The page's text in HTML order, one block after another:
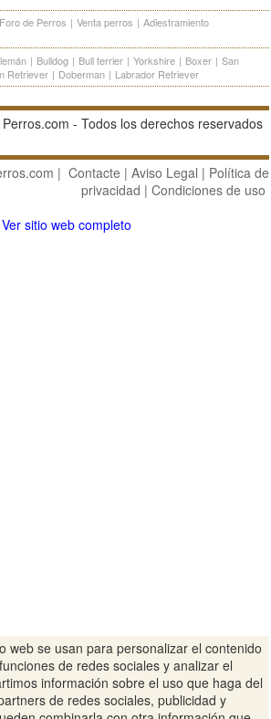
Foro de Perros | Venta perros | Adiestramiento
| Bulldog | Bull terrier | Yorkshire | Boxer | San
Retriever | Doberman | Labrador Retriever
- Todos los derechos reservados
| Contacte | Aviso Legal | Política de
privacidad | Condiciones de uso
Ver sitio web completo
web se usan para personalizar el contenido
de redes sociales y analizar el
información sobre el uso que haga del
de redes sociales, publicidad y